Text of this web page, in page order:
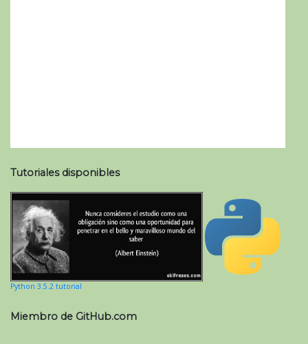
Tutoriales disponibles
Python 3.5.2 tutorial
Miembro de GitHub.com